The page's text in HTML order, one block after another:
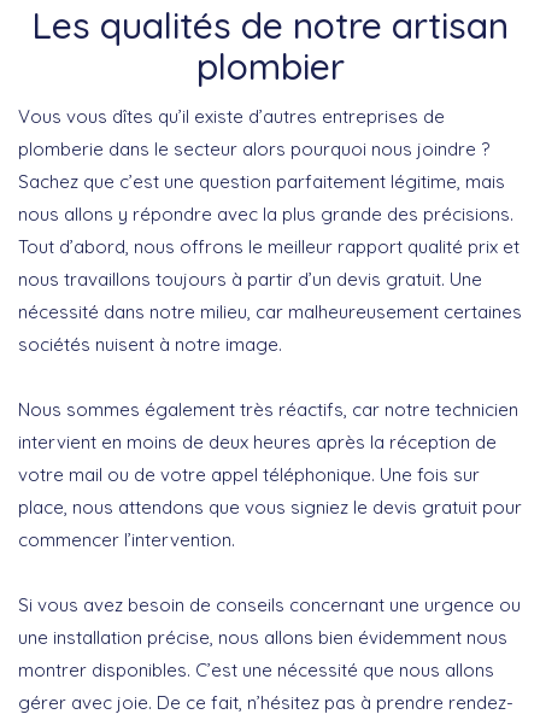
Les qualités de notre artisan
plombier
Vous vous dîtes qu’il existe d’autres entreprises de
plomberie dans le secteur alors pourquoi nous joindre ?
Sachez que c’est une question parfaitement légitime, mais
nous allons y répondre avec la plus grande des précisions.
Tout d’abord, nous offrons le meilleur rapport qualité prix et
nous travaillons toujours à partir d’un devis gratuit. Une
nécessité dans notre milieu, car malheureusement certaines
sociétés nuisent à notre image.
Nous sommes également très réactifs, car notre technicien
intervient en moins de deux heures après la réception de
votre mail ou de votre appel téléphonique. Une fois sur
place, nous attendons que vous signiez le devis gratuit pour
commencer l’intervention.
Si vous avez besoin de conseils concernant une urgence ou
une installation précise, nous allons bien évidemment nous
montrer disponibles. C’est une nécessité que nous allons
gérer avec joie. De ce fait, n’hésitez pas à prendre rendez-